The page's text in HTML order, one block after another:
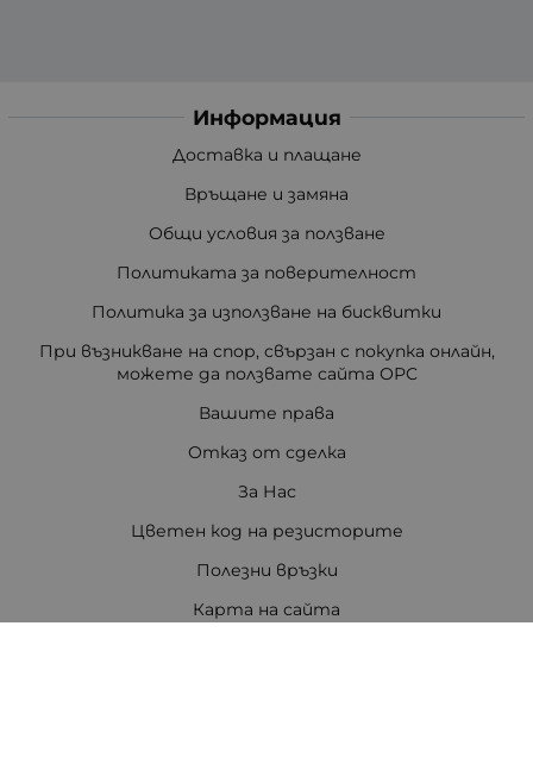
Информация
Доставка и плащане
Връщане и замяна
Общи условия за ползване
Политиката за поверителност
Политика за използване на бисквитки
При възникване на спор, свързан с покупка онлайн,
можете да ползвате сайта ОРС
Вашите права
Отказ от сделка
За Нас
Цветен код на резисторите
Полезни връзки
Карта на сайта